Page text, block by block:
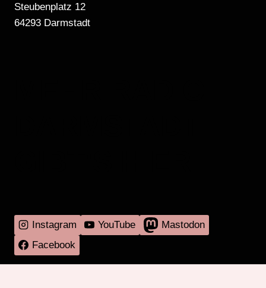
Steubenplatz 12
64293 Darmstadt
Instagram YouTube
Mastodon
Facebook